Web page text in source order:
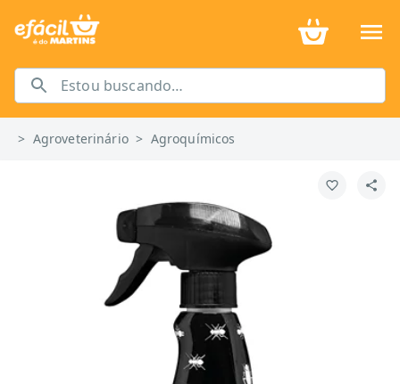
> Agroveterinário > Agroquímicos